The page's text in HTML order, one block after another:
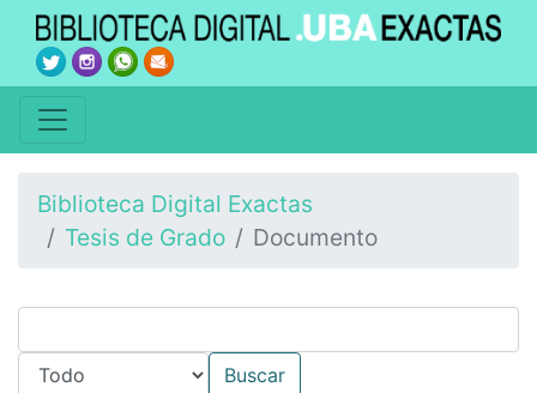
Biblioteca Digital Exactas
Tesis de Grado
Documento